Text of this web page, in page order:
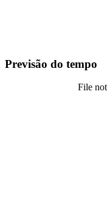
Previsão do tempo